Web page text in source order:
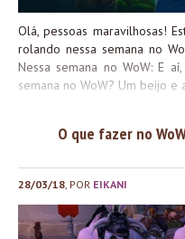
Olá, pessoas maravilhosas!
rolando nessa semana no
Nessa semana no WoW: E
semana no WoW? Um beijo e
O que fazer no
28/03/18 , POR EIKANI